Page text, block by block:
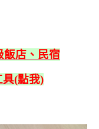
飯店、民宿
(點我)